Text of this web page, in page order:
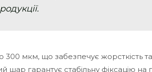
300 мкм, що забезпечує жорсткість та
шар гарантує стабільну фіксацію на